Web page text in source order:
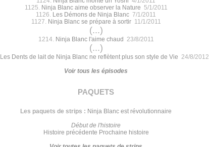
1125. Ninja Blanc aime observer la Nature 5/1/2011
1126. Les Démons de Ninja Blanc 7/1/2011
1127. Ninja Blanc se prépare à sortir11/1/2011
(...)
1214. Ninja Blanc l'aime chaud 23/8/2011
(...)
Les Dents de lait de Ninja Blanc ne reflètent plus son style de Vie 24/8/2012
Voir tous les épisodes
paquets
Les paquets de strips : Ninja Blanc est révolutionnaire
Début de l'histoire
Histoire précédente Prochaine histoire